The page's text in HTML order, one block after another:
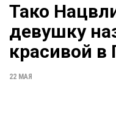
Тако
девушку
красивой в
22 МАЯ